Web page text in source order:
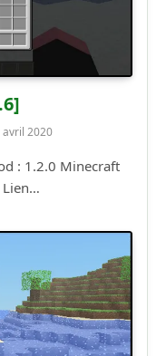
avril 2020
: 1.2.0 Minecraft
Lien…